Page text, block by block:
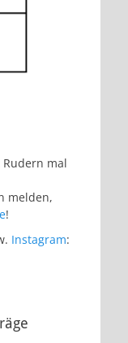
mal
melden,
!
Instagram: